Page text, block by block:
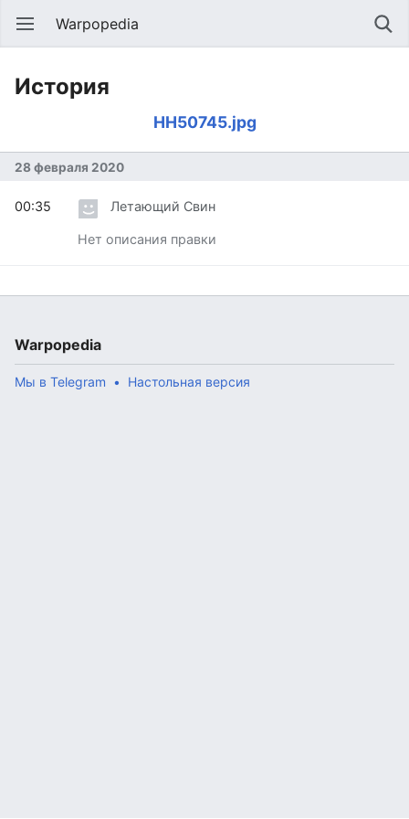
Warpopedia
История
HH50745.jpg
28 февраля 2020
Летающий Свин
Нет описания правки
00:35
Warpopedia
Мы в Telegram Настольная версия